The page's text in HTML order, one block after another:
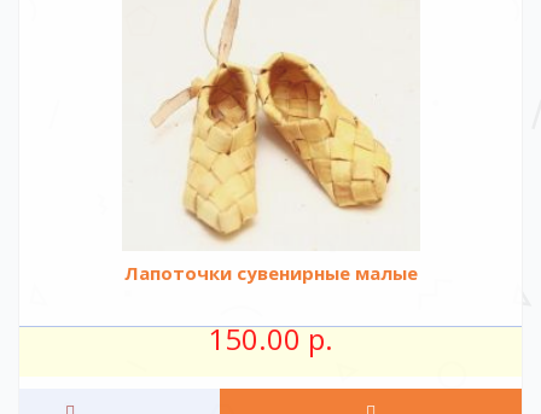
Лапоточки сувенирные малые
150.00 р.